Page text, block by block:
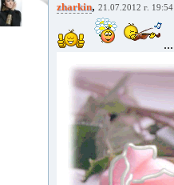
zharkin, 21.07.2012 г. 19:54